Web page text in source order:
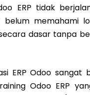
ERP tidak
memahami
dasar tanpa
ERP Odoo
Odoo ERP